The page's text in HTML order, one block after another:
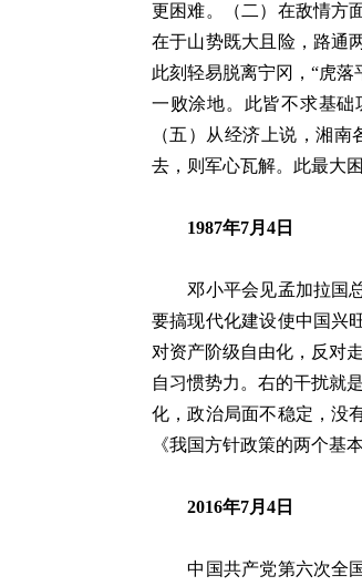
更困难。（二）在敌情方
在于山势既大且险，路通
此刻轻易脱离宁冈，“虎
一败涂地。此皆不求基础
（五）从经济上说，湘
去，则军心瓦解。此最大
1987年7月4日
邓小平会见孟加拉国总
要搞现代化建设使中国兴
对资产阶级自由化，反对
自习惯势力。右的干扰就
化，政治局面不稳定，没
《我国方针政策的两个基
2016年7月4日
中国共产党第六次全国